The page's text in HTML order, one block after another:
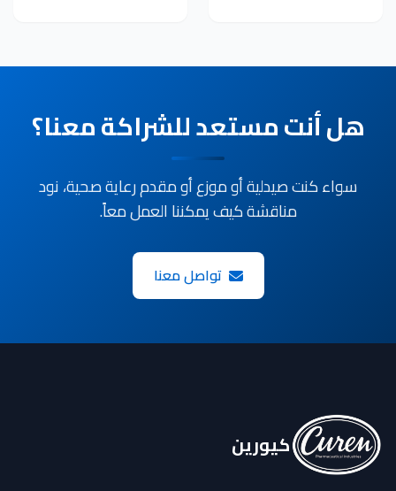
هل أنت مستعد للشراكة معنا؟
سواء كنت صيدلية أو موزع أو مقدم رعاية صحية، نود
مناقشة كيف يمكننا العمل معاً.
تواصل معنا
كيورين